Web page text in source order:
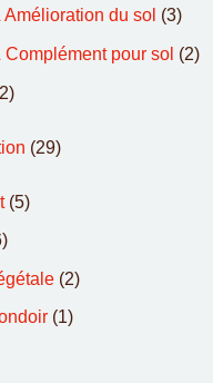
Amélioration du sol (3)
Complément pour sol (2)
(29)
(5)
(2)
(1)